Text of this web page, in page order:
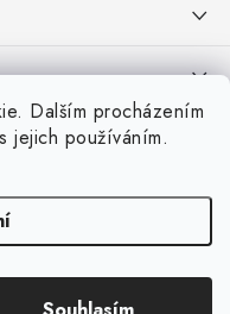
Dalším procházením
jejich používáním.